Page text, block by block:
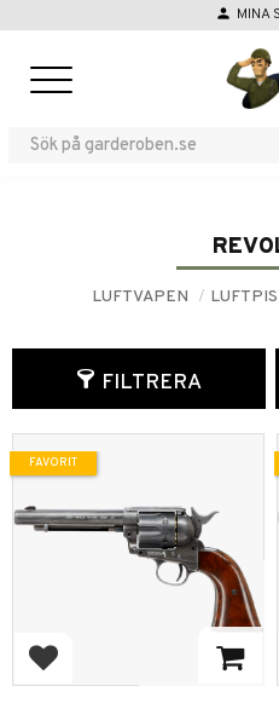
person MINA
LUFTVAPEN
FILTRERA
Lägg till i favoriter
FAVORIT